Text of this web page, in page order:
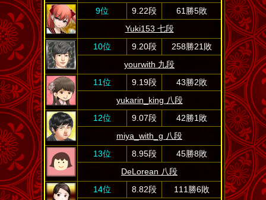
9位
9.22段
61勝5敗
Yuki153 七段
10位
9.20段
258勝21敗
yourwith 九段
11位
9.19段
43勝2敗
yukarin_king 八段
12位
9.07段
42勝1敗
miya_with_g 八段
13位
8.95段
45勝8敗
DeLorean 八段
14位
8.82段
111勝6敗